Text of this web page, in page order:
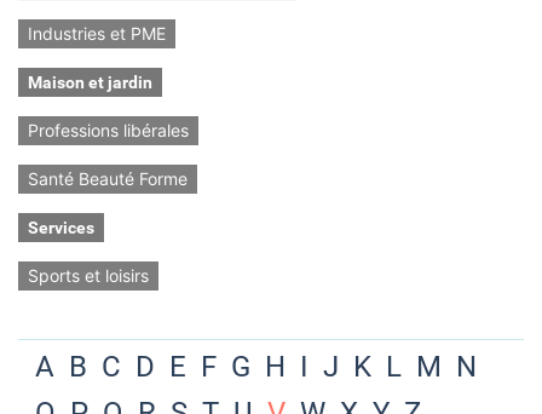
Industries et PME
Maison et jardin
Professions libérales
Santé Beauté Forme
Services
Sports et loisirs
A B C D E F G H I J K L M N